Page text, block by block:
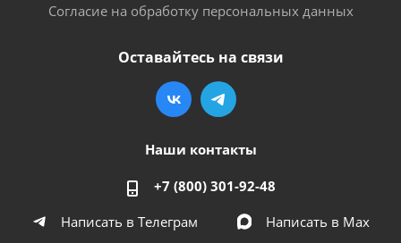
Согласие на обработку персональных данных
Оставайтесь на связи
Наши контакты
+7 (800) 301-92-48
Написать в Телеграм
Написать в Мах